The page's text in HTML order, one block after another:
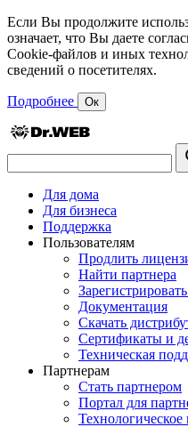
Если Вы продолжите
означает, что Вы даете
Cookie-файлов и иных
сведений о посетителях.
Подробнее Ок
Для дома
Для бизнеса
Поддержка
Пользователям
Продлить
Найти партнера
Документация
Скачать
Сертификаты и
Техническая
Партнерам
Стать партнером
Портал для
Технологическое